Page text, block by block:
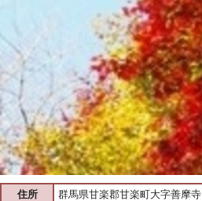
住所
群馬県甘楽郡甘楽町大字善摩寺